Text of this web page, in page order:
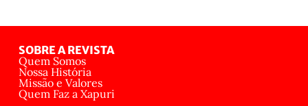
SOBRE A REVISTA
Quem Somos
Nossa História
Missão e Valores
Quem Faz a Xapuri